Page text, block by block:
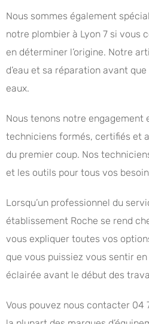
Nous sommes également
notre plombier à Lyon 7 si vous
en déterminer l’origine. Notre
d’eau et sa réparation avant
eaux.
Nous tenons notre engagement
techniciens formés, certifiés et
du premier coup. Nos
et les outils pour tous vos
Lorsqu’un professionnel du
établissement Roche se rend
vous expliquer toutes vos
que vous puissiez vous sentir
éclairée avant le début des
Vous pouvez nous contacter 04